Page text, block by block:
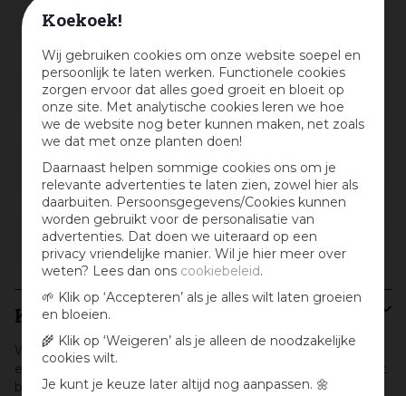
Koekoek!
Wij gebruiken cookies om onze website soepel en
persoonlijk te laten werken. Functionele cookies
zorgen ervoor dat alles goed groeit en bloeit op
onze site. Met analytische cookies leren we hoe
we de website nog beter kunnen maken, net zoals
we dat met onze planten doen!
Daarnaast helpen sommige cookies ons om je
relevante advertenties te laten zien, zowel hier als
daarbuiten. Persoonsgegevens/Cookies kunnen
worden gebruikt voor de personalisatie van
advertenties. Dat doen we uiteraard op een
privacy vriendelijke manier. Wil je hier meer over
weten? Lees dan ons cookiebeleid.
🌱 Klik op ‘Accepteren’ als je alles wilt laten groeien
en bloeien.
🌾 Klik op ‘Weigeren’ als je alleen de noodzakelijke
cookies wilt.
Je kunt je keuze later altijd nog aanpassen. 🌼
Kleur
Materiaal Polystone, Steen
Lengte in cm 7.5
Breedte in cm 3.5
Hoogte in cm 9.5
Materiaal detail Polyresin, Steen
Geschikt voor Binnen, Buiten
Kurt S. Adler
Woon jij in Amstelveen, Haarlem, Hoofddorp, Zaandam of
ergens anders nabij Amsterdam en wil je er met kerst echt
bijzondere kerstversiering in je boom hebben hangen?